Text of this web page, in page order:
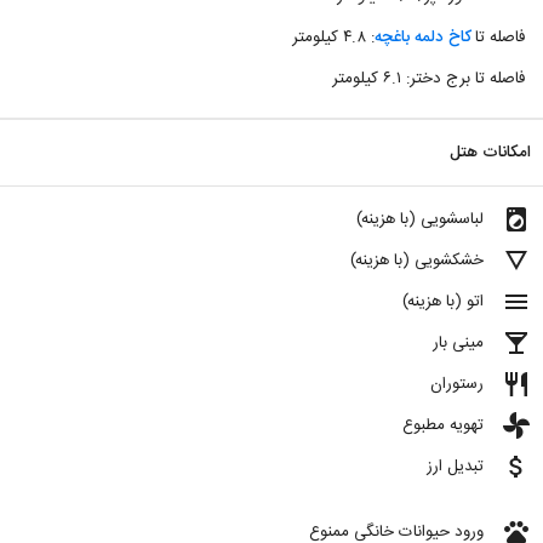
فاصله تاکاخ دلمه باغچه: ۴.۸ کیلومتر
فاصله تا برج دختر: ۶.۱ کیلومتر
امکانات هتل
local_laundry_service لباسشویی (با هزینه)
details خشکشویی (با هزینه)
menu اتو (با هزینه)
local_bar مینی بار
restaurant رستوران
toys تهویه مطبوع
attach_money تبدیل ارز
pets ورود حیوانات خانگی ممنوع